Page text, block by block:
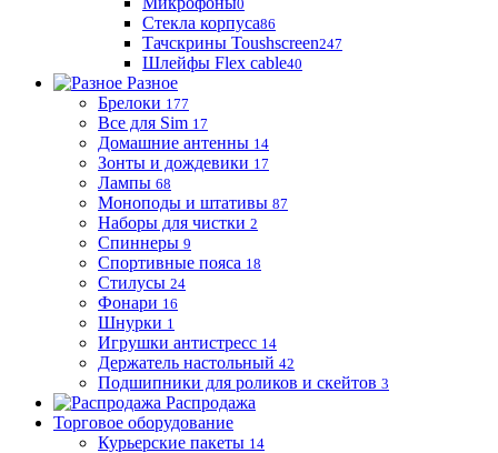
0
Стекла корпуса86
Тачскрины Toushscreen247
Шлейфы Flex cable40
Разное
Брелоки 177
Все для Sim 17
Домашние антенны 14
Зонты и дождевики 17
Лампы 68
Моноподы и штативы 87
Наборы для чистки 2
Спиннеры 9
Спортивные пояса 18
Стилусы 24
Фонари 16
Шнурки 1
Игрушки антистресс 14
Держатель настольный 42
Подшипники для роликов и скейтов 3
Распродажа
Торговое оборудование
Курьерские пакеты 14